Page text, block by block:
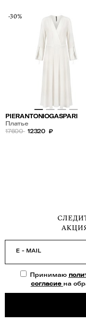
-30%
PIERANTONIOGASPARI
Платье
17600 12320 ₽
E - MAIL
Принимаю
согласие на